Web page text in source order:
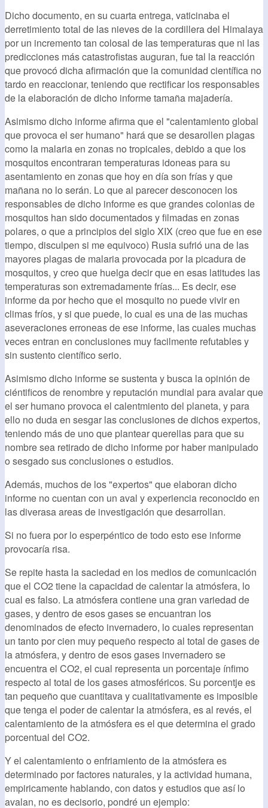
Dicho documento, en su cuarta entrega, vaticinaba el
derretimiento total de las nieves de la cordillera del Himalaya
por un incremento tan colosal de las temperaturas que ni las
predicciones más catastrofistas auguran, fue tal la reacción
que provocó dicha afirmación que la comunidad científica no
tardo en reaccionar, teniendo que rectificar los responsables
de la elaboración de dicho informe tamaña majadería.
Asimismo dicho informe afirma que el "calentamiento global
que provoca el ser humano" hará que se desarollen plagas
como la malaria en zonas no tropicales, debido a que los
mosquitos encontraran temperaturas idoneas para su
asentamiento en zonas que hoy en día son frías y que
mañana no lo serán. Lo que al parecer desconocen los
responsables de dicho informe es que grandes colonias de
mosquitos han sido documentados y filmadas en zonas
polares, o que a principios del siglo XIX (creo que fue en ese
tiempo, disculpen si me equivoco) Rusia sufrió una de las
mayores plagas de malaria provocada por la picadura de
mosquitos, y creo que huelga decir que en esas latitudes las
temperaturas son extremadamente frías... Es decir, ese
informe da por hecho que el mosquito no puede vivir en
climas fríos, y si que puede, lo cual es una de las muchas
aseveraciones erroneas de ese informe, las cuales muchas
veces entran en conclusiones muy facilmente refutables y
sin sustento científico serio.
Asimismo dicho informe se sustenta y busca la opinión de
ciéntificos de renombre y reputación mundial para avalar que
el ser humano provoca el calentmiento del planeta, y para
ello no duda en sesgar las conclusiones de dichos expertos,
teniendo más de uno que plantear querellas para que su
nombre sea retirado de dicho informe por haber manipulado
o sesgado sus conclusiones o estudios.
Además, muchos de los "expertos" que elaboran dicho
informe no cuentan con un aval y experiencia reconocido en
las diverasa areas de investigación que desarrollan.
Si no fuera por lo esperpéntico de todo esto ese informe
provocaría risa.
Se repite hasta la saciedad en los medios de comunicación
que el CO2 tiene la capacidad de calentar la atmósfera, lo
cual es falso. La atmósfera contiene una gran variedad de
gases, y dentro de esos gases se encuantran los
denominados de efecto invernadero, lo cuales representan
un tanto por cien muy pequeño respecto al total de gases de
la atmósfera, y dentro de esos gases invernadero se
encuentra el CO2, el cual representa un porcentaje ínfimo
respecto al total de los gases atmosféricos. Su porcentje es
tan pequeño que cuantitava y cualitativamente es imposible
que tenga el poder de calentar la atmósfera, es al revés, el
calentamiento de la atmósfera es el que determina el grado
porcentual del CO2.
Y el calentamiento o enfriamiento de la atmósfera es
determinado por factores naturales, y la actividad humana,
empiricamente hablando, con datos y estudios que así lo
avalan, no es decisorio, pondré un ejemplo: